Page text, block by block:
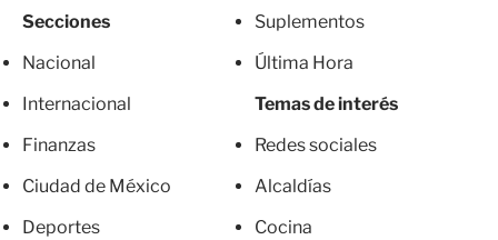
Secciones
Nacional
Internacional
Finanzas
Ciudad de México
Deportes
Suplementos
Última Hora
Temas de interés
Redes sociales
Alcaldías
Cocina